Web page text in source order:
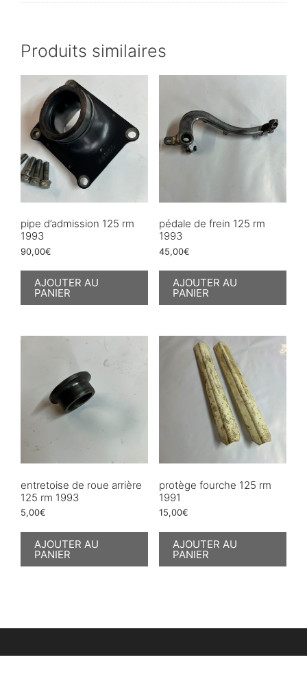
Produits similaires
pipe d’admission 125 rm
1993
90,00€
AJOUTER AU
PANIER
pédale de frein 125 rm
1993
45,00€
AJOUTER AU
PANIER
entretoise de roue arrière
125 rm 1993
5,00€
AJOUTER AU
PANIER
protège fourche 125 rm
1991
15,00€
AJOUTER AU
PANIER